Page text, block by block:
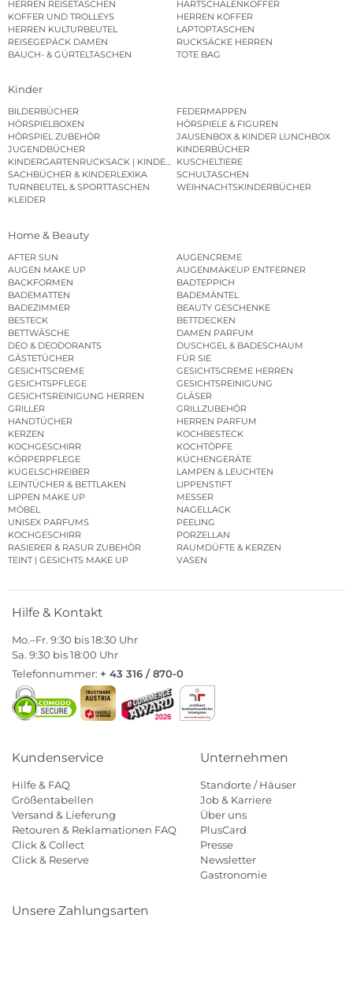
HERREN REISETASCHEN
HARTSCHALENKOFFER
KOFFER UND TROLLEYS
HERREN KOFFER
HERREN KULTURBEUTEL
LAPTOPTASCHEN
REISEGEPÄCK DAMEN
RUCKSÄCKE HERREN
BAUCH- & GÜRTELTASCHEN
TOTE BAG
Kinder
BILDERBÜCHER
FEDERMAPPEN
HÖRSPIELBOXEN
HÖRSPIELE & FIGUREN
HÖRSPIEL ZUBEHÖR
JAUSENBOX & KINDER LUNCHBOX
JUGENDBÜCHER
KINDERBÜCHER
KINDERGARTENRUCKSACK | KINDERGARTENBEUTEL
KUSCHELTIERE
SACHBÜCHER & KINDERLEXIKA
SCHULTASCHEN
TURNBEUTEL & SPORTTASCHEN
WEIHNACHTSKINDERBÜCHER
KLEIDER
Home & Beauty
AFTER SUN
AUGENCREME
AUGEN MAKE UP
AUGENMAKEUP ENTFERNER
BACKFORMEN
BADTEPPICH
BADEMATTEN
BADEMÄNTEL
BADEZIMMER
BEAUTY GESCHENKE
BESTECK
BETTDECKEN
BETTWÄSCHE
DAMEN PARFUM
DEO & DEODORANTS
DUSCHGEL & BADESCHAUM
GÄSTETÜCHER
FÜR SIE
GESICHTSCREME
GESICHTSCREME HERREN
GESICHTSPFLEGE
GESICHTSREINIGUNG
GESICHTSREINIGUNG HERREN
GLÄSER
GRILLER
GRILLZUBEHÖR
HANDTÜCHER
HERREN PARFUM
KERZEN
KOCHBESTECK
KOCHGESCHIRR
KOCHTÖPFE
KÖRPERPFLEGE
KÜCHENGERÄTE
KUGELSCHREIBER
LAMPEN & LEUCHTEN
LEINTÜCHER & BETTLAKEN
LIPPENSTIFT
LIPPEN MAKE UP
MESSER
MÖBEL
NAGELLACK
UNISEX PARFUMS
PEELING
KOCHGESCHIRR
PORZELLAN
RASIERER & RASUR ZUBEHÖR
RAUMDÜFTE & KERZEN
TEINT | GESICHTS MAKE UP
VASEN
Hilfe & Kontakt
Mo.–Fr. 9:30 bis 18:30 Uhr
Sa. 9:30 bis 18:00 Uhr
Telefonnummer: + 43 316 / 870-0
Kundenservice
Hilfe & FAQ
Größentabellen
Versand & Lieferung
Retouren & Reklamationen FAQ
Click & Collect
Click & Reserve
Unternehmen
Standorte / Häuser
Job & Karriere
Über uns
PlusCard
Presse
Newsletter
Gastronomie
Unsere Zahlungsarten